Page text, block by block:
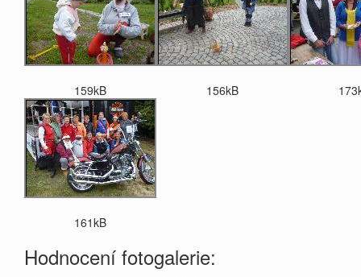
159kB 156kB
161kB
Hodnocení fotogalerie: